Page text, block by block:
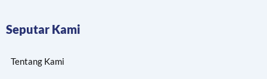
Seputar Kami
Tentang Kami